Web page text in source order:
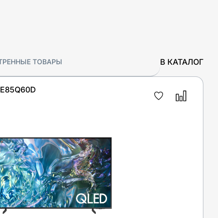
ТОВАРЫ В КАТАЛОГ